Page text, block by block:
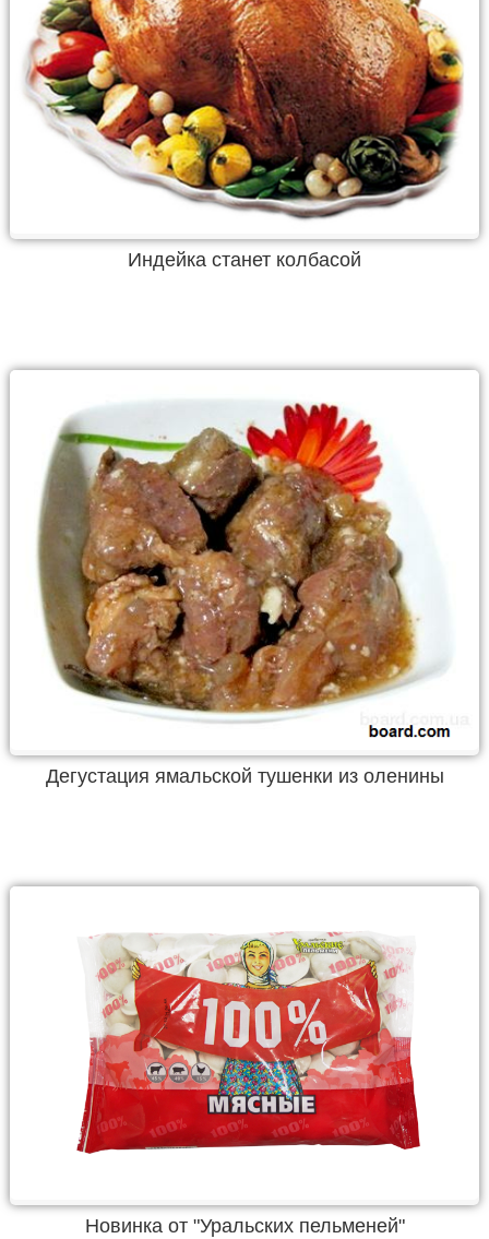
Индейка станет колбасой
Дегустация ямальской тушенки из оленины
Новинка от "Уральских пельменей"